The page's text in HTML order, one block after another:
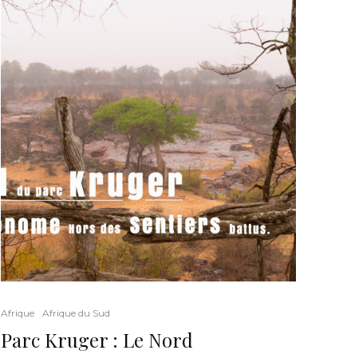
Afrique Afrique du Sud
Parc Kruger : Le Nord